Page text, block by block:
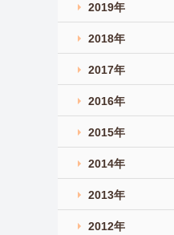
2019年
2018年
2017年
2016年
2015年
2014年
2013年
2012年